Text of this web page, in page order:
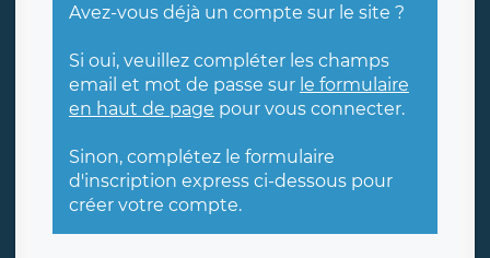
Avez-vous déjà un compte sur le site ?
Si oui, veuillez compléter les champs
email et mot de passe sur le formulaire
en haut de page pour vous connecter.
Sinon, complétez le formulaire
d'inscription express ci-dessous pour
créer votre compte.